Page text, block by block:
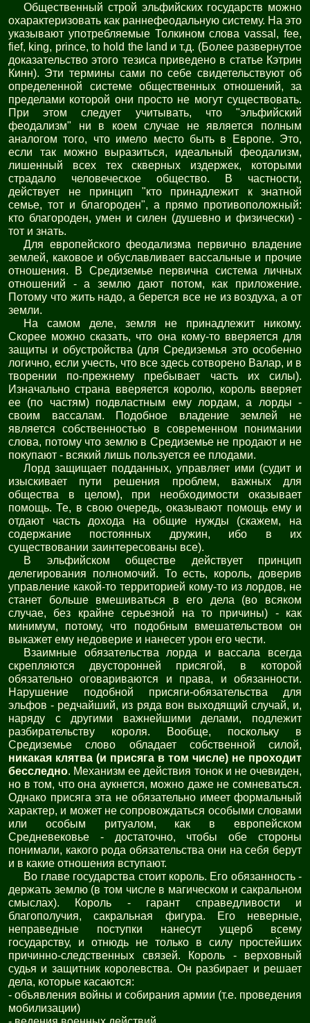
Общественный строй эльфийских государств можно
охарактеризовать как раннефеодальную систему. На это
указывают употребляемые Толкином слова vassal, fee,
fief, king, prince, to hold the land и т.д. (Более развернутое
доказательство этого тезиса приведено в статье Кэтрин
Кинн). Эти термины сами по себе свидетельствуют об
определенной системе общественных отношений, за
пределами которой они просто не могут существовать.
При этом следует учитывать, что "эльфийский
феодализм" ни в коем случае не является полным
аналогом того, что имело место быть в Европе. Это,
если так можно выразиться, идеальный феодализм,
лишенный всех тех скверных издержек, которыми
страдало человеческое общество. В частности,
действует не принцип "кто принадлежит к знатной
семье, тот и благороден", а прямо противоположный:
кто благороден, умен и силен (душевно и физически) -
тот и знать.
Для европейского феодализма первично владение
землей, каковое и обуславливает вассальные и прочие
отношения. В Средиземье первична система личных
отношений - а землю дают потом, как приложение.
Потому что жить надо, а берется все не из воздуха, а от
земли.
На самом деле, земля не принадлежит никому.
Скорее можно сказать, что она кому-то вверяется для
защиты и обустройства (для Средиземья это особенно
логично, если учесть, что все здесь сотворено Валар, и в
творении по-прежнему пребывает часть их силы).
Изначально страна вверяется королю, король вверяет
ее (по частям) подвластным ему лордам, а лорды -
своим вассалам. Подобное владение землей не
является собственностью в современном понимании
слова, потому что землю в Средиземье не продают и не
покупают - всякий лишь пользуется ее плодами.
Лорд защищает подданных, управляет ими (судит и
изыскивает пути решения проблем, важных для
общества в целом), при необходимости оказывает
помощь. Те, в свою очередь, оказывают помощь ему и
отдают часть дохода на общие нужды (скажем, на
содержание постоянных дружин, ибо в их
существовании заинтересованы все).
В эльфийском обществе действует принцип
делегирования полномочий. То есть, король, доверив
управление какой-то территорией кому-то из лордов, не
станет больше вмешиваться в его дела (во всяком
случае, без крайне серьезной на то причины) - как
минимум, потому, что подобным вмешательством он
выкажет ему недоверие и нанесет урон его чести.
Взаимные обязательства лорда и вассала всегда
скрепляются двусторонней присягой, в которой
обязательно оговариваются и права, и обязанности.
Нарушение подобной присяги-обязательства для
эльфов - редчайший, из ряда вон выходящий случай, и,
наряду с другими важнейшими делами, подлежит
разбирательству короля. Вообще, поскольку в
Средиземье слово обладает собственной силой,
никакая клятва (и присяга в том числе) не проходит
бесследно. Механизм ее действия тонок и не очевиден,
но в том, что она аукнется, можно даже не сомневаться.
Однако присяга эта не обязательно имеет формальный
характер, и может не сопровождаться особыми словами
или особым ритуалом, как в европейском
Средневековье - достаточно, чтобы обе стороны
понимали, какого рода обязательства они на себя берут
и в какие отношения вступают.
Во главе государства стоит король. Его обязанность -
держать землю (в том числе в магическом и сакральном
смыслах). Король - гарант справедливости и
благополучия, сакральная фигура. Его неверные,
неправедные поступки нанесут ущерб всему
государству, и отнюдь не только в силу простейших
причинно-следственных связей. Король - верховный
судья и защитник королевства. Он разбирает и решает
дела, которые касаются:
- объявления войны и собирания армии (т.е. проведения
мобилизации)